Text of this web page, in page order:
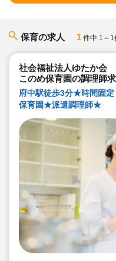
保育の求人 1 件中 1～1
社会福祉法人ゆたか会
このめ保育園の調理師
府中駅徒歩3分★時間固
保育園★派遣調理師★